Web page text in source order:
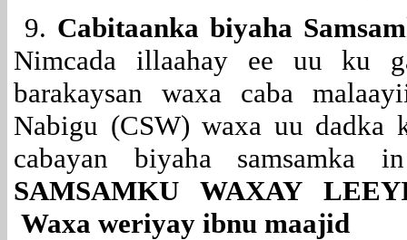
9. Cabitaanka biyaha
Nimcada illaahay ee uu ku
barakaysan waxa caba
Nabigu (CSW) waxa uu
cabayan biyaha samsamka
SAMSAMKU WAXAY
Waxa weriyay ibnu maajid